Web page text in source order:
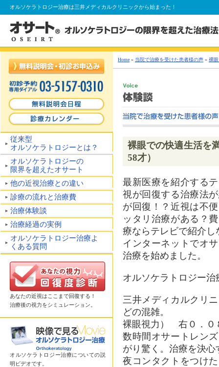
オルソケラトロジー治療は三井メディカルクリニックから始まった！
従来型
オルソケラトロジーとは？
オルソケラトロジーの
限界を超えたオサート
他の近視治療との違い
診療の流れと治療費
治療体験談
治療経過の実例
オルソケラトロジー治療よ
くある質問
あなたの近視はここまで回復する！
治療後の視力をシミュレーション。
オルソケラトロジー治療についての説
明ビデオです。
Home » 当院で治療を受けた患者様の声 » 裸
裸眼での快適生活
58才）
最新医療を紹介する
視が回復する治療法
が回復！？近視は不
ッタリ治療がある？
療ならテレビで紹介し
インターネットでオ
治療を始めました。
オルソケラトロジー
三井メディカルクリ
どの混雑。
裸眼視力） 右０．
数時間オサートレン
がり驚く。治療を決心
夜コンタクトをつけ